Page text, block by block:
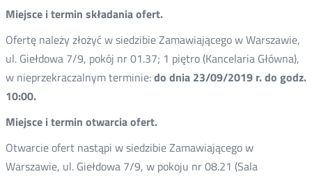
Miejsce i termin składania ofert.
Ofertę należy złożyć w siedzibie Zamawiającego w Warszawie,
ul. Giełdowa 7/9, pokój nr 01.37; 1 piętro (Kancelaria Główna),
w nieprzekraczalnym terminie:do dnia 23/09/2019 r. do godz.
10:00.
Miejsce i termin otwarcia ofert.
Otwarcie ofert nastąpi w siedzibie Zamawiającego w
Warszawie, ul. Giełdowa 7/9, w pokoju nr 08.21 (Sala